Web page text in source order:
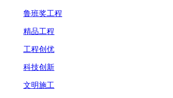
鲁班奖工程
精品工程
工程创优
科技创新
文明施工